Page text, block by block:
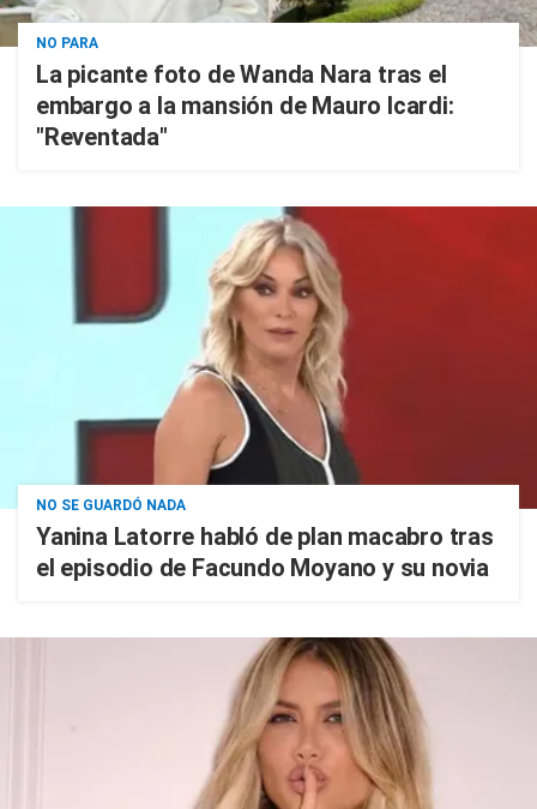
NO PARA
La picante foto de Wanda Nara tras el
embargo a la mansión de Mauro Icardi:
"Reventada"
NO SE GUARDÓ NADA
Yanina Latorre habló de plan macabro tras
el episodio de Facundo Moyano y su novia